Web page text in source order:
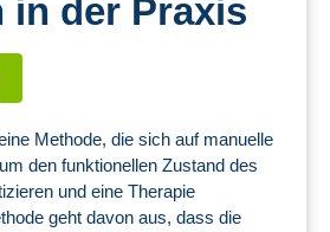
in der Praxis
Methode, die sich auf manuelle
den funktionellen Zustand des
und eine Therapie
geht davon aus, dass die